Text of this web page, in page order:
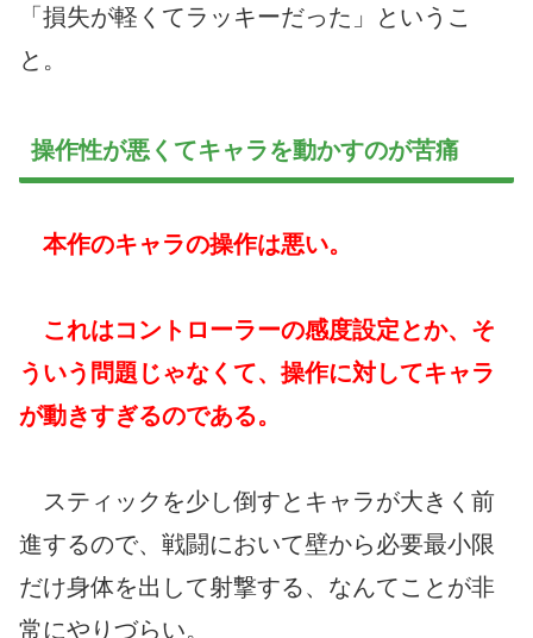
「損失が軽くてラッキーだった」というこ
と。
操作性が悪くてキャラを動かすのが苦痛
本作のキャラの操作は悪い。
これはコントローラーの感度設定とか、そ
ういう問題じゃなくて、操作に対してキャラ
が動きすぎるのである。
スティックを少し倒すとキャラが大きく前
進するので、戦闘において壁から必要最小限
だけ身体を出して射撃する、なんてことが非
常にやりづらい。